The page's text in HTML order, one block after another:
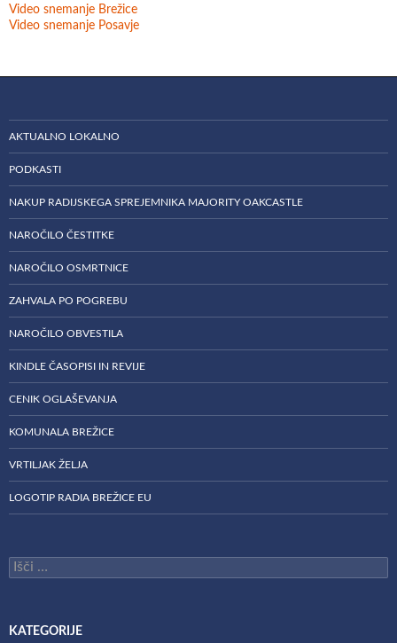
Video snemanje Brežice
Video snemanje Posavje
AKTUALNO LOKALNO
PODKASTI
NAKUP RADIJSKEGA SPREJEMNIKA MAJORITY OAKCASTLE
NAROČILO ČESTITKE
NAROČILO OSMRTNICE
ZAHVALA PO POGREBU
NAROČILO OBVESTILA
KINDLE ČASOPISI IN REVIJE
CENIK OGLAŠEVANJA
KOMUNALA BREŽICE
VRTILJAK ŽELJA
LOGOTIP RADIA BREŽICE EU
Išči:
KATEGORIJE